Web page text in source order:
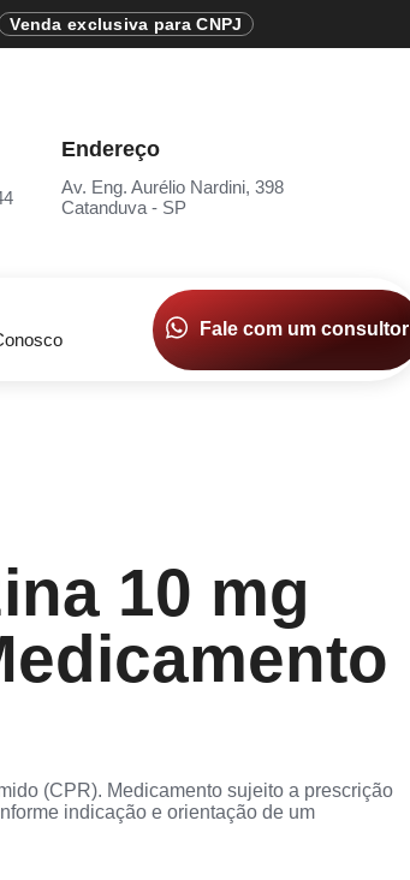
Venda exclusiva para CNPJ
Endereço
Av. Eng. Aurélio Nardini, 398
Catanduva - SP
Fale com um consultor
10 mg
(CPR). Medicamento sujeito a prescrição
indicação e orientação de um